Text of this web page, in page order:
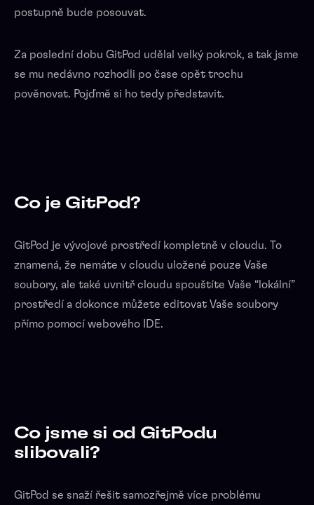
postupně bude posouvat.
Za poslední dobu GitPod udělal velký pokrok, a tak jsme
se mu nedávno rozhodli po čase opět trochu
pověnovat. Pojďmě si ho tedy představit.
Co je GitPod?
GitPod je vývojové prostředí kompletně v cloudu. To
znamená, že nemáte v cloudu uložené pouze Vaše
soubory, ale také uvnitř cloudu spouštíte Vaše “lokální”
prostředí a dokonce můžete editovat Vaše soubory
přímo pomocí webového IDE.
Co jsme si od GitPodu
slibovali?
GitPod se snaží řešit samozřejmě více problému